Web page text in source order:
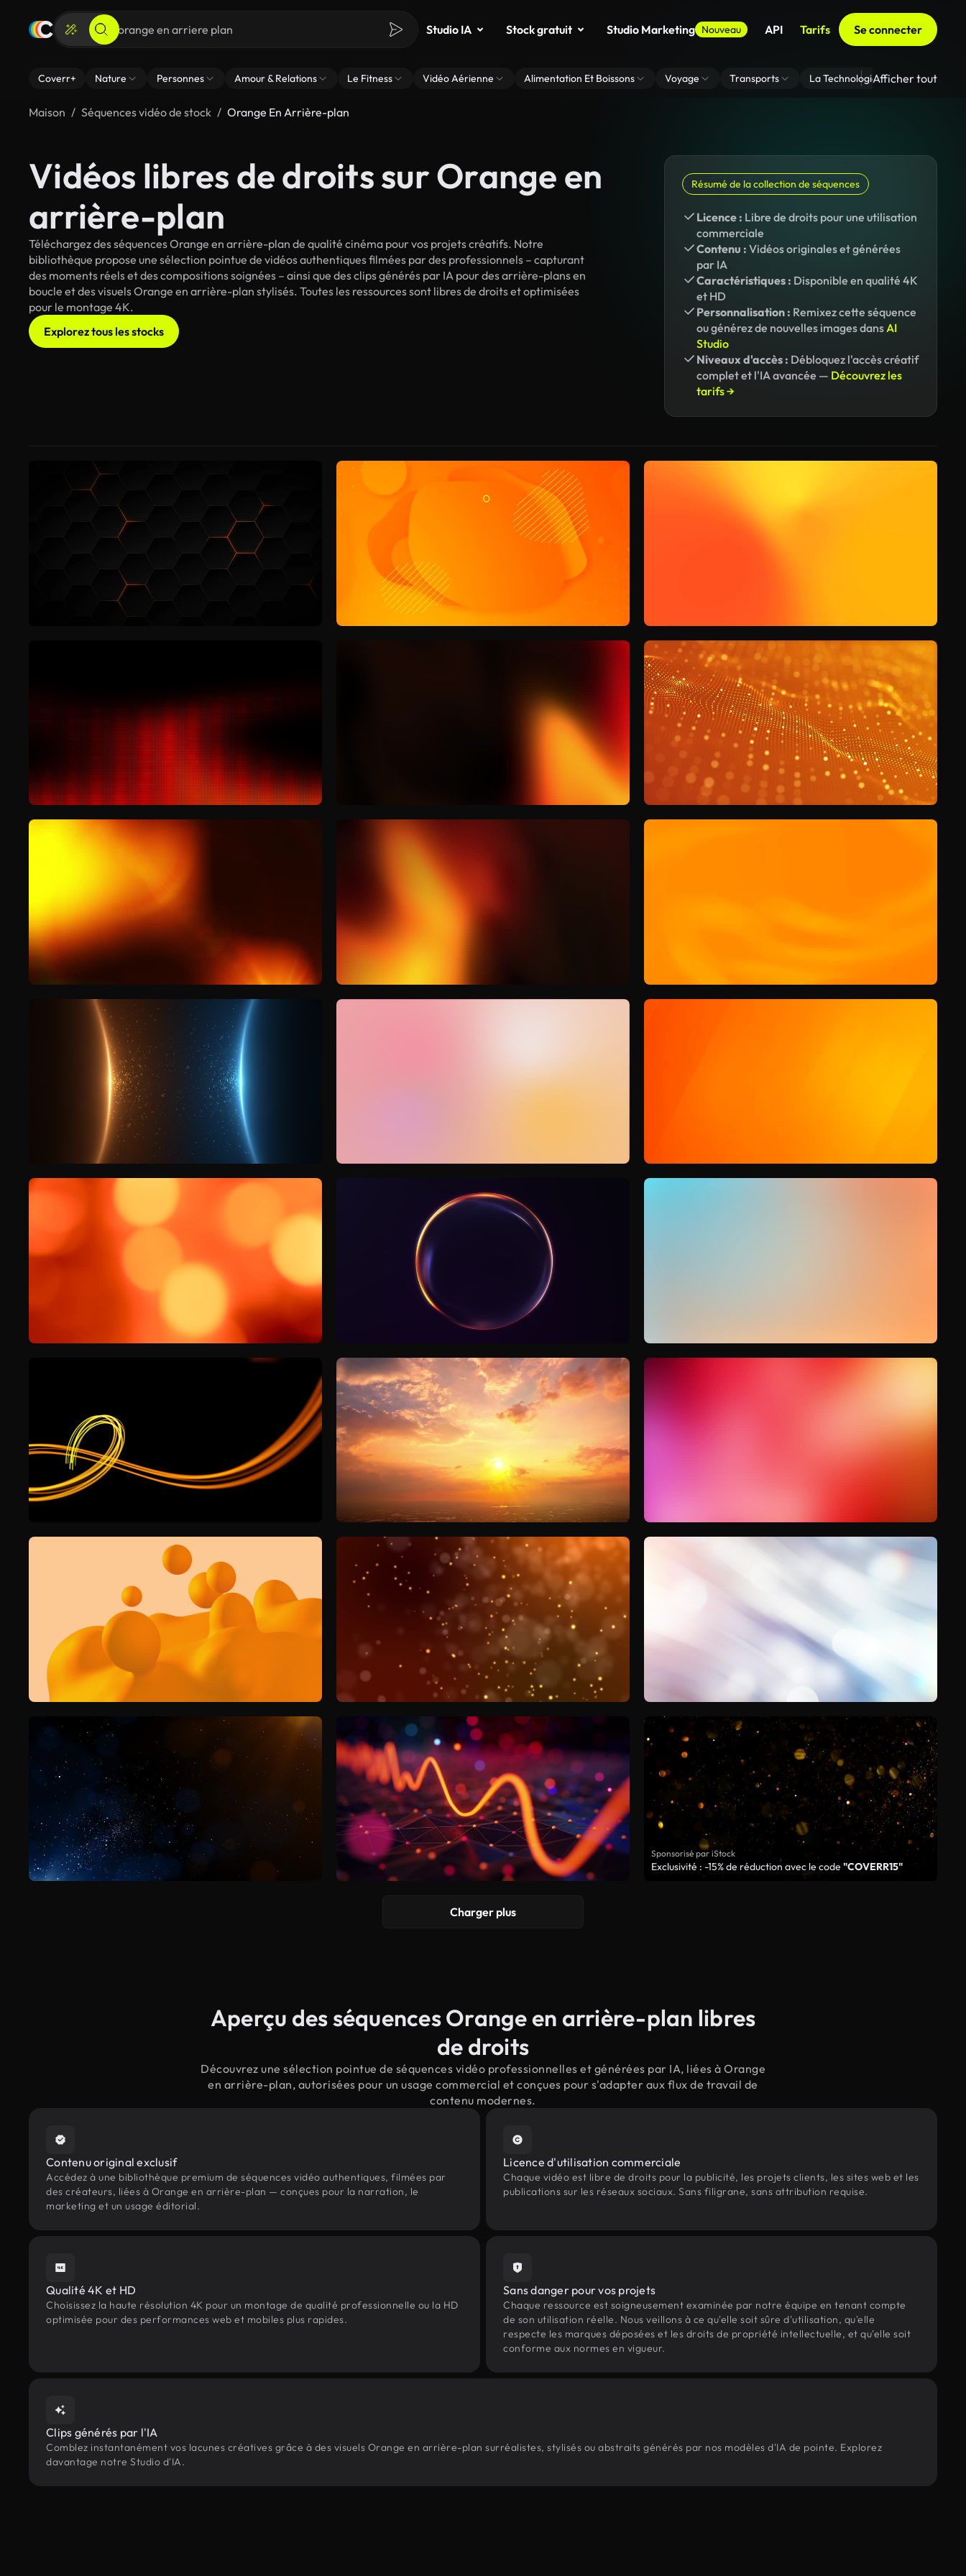
Studio IA Stock gratuit Studio Marketing Nouveau API Tarifs Se connecter
Coverr+ Nature Personnes Amour & Relations Le Fitness Vidéo Aérienne Alimentation Et Boissons Voyage Transports La Technologie Zoom En
Afficher tout
Maison Séquences vidéo de stock Orange En Arrière-plan
Vidéos libres de droits sur Orange en
arrière-plan
Téléchargez des séquences Orange en arrière-plan de qualité cinéma pour vos projets créatifs. Notre
bibliothèque propose une sélection pointue de vidéos authentiques filmées par des professionnels – capturant
des moments réels et des compositions soignées – ainsi que des clips générés par IA pour des arrière-plans en
boucle et des visuels Orange en arrière-plan stylisés. Toutes les ressources sont libres de droits et optimisées
pour le montage 4K.
Explorez tous les stocks
Résumé de la collection de séquences
Licence : Libre de droits pour une utilisation
commerciale
Contenu : Vidéos originales et générées
par IA
Caractéristiques : Disponible en qualité 4K
et HD
Personnalisation : Remixez cette séquence
ou générez de nouvelles images dansAI
Studio
Niveaux d'accès : Débloquez l'accès créatif
complet et l'IA avancée — Découvrez les
tarifs →
Sponsorisé par iStock
Exclusivité : -15% de réduction avec le code "COVERR15"
Charger plus
Aperçu des séquences Orange en arrière-plan libres
de droits
Découvrez une sélection pointue de séquences vidéo professionnelles et générées par IA, liées à Orange
en arrière-plan, autorisées pour un usage commercial et conçues pour s'adapter aux flux de travail de
contenu modernes.
Contenu original exclusif
Accédez à une bibliothèque premium de séquences vidéo authentiques, filmées par
des créateurs, liées à Orange en arrière-plan — conçues pour la narration, le
marketing et un usage éditorial.
Licence d'utilisation commerciale
Chaque vidéo est libre de droits pour la publicité, les projets clients, les sites web et les
publications sur les réseaux sociaux. Sans filigrane, sans attribution requise.
Qualité 4K et HD
Choisissez la haute résolution 4K pour un montage de qualité professionnelle ou la HD
optimisée pour des performances web et mobiles plus rapides.
Sans danger pour vos projets
Chaque ressource est soigneusement examinée par notre équipe en tenant compte
de son utilisation réelle. Nous veillons à ce qu'elle soit sûre d'utilisation, qu'elle
respecte les marques déposées et les droits de propriété intellectuelle, et qu'elle soit
conforme aux normes en vigueur.
Clips générés par l'IA
Comblez instantanément vos lacunes créatives grâce à des visuels Orange en arrière-plan surréalistes, stylisés ou abstraits générés par nos modèles d'IA de pointe. Explorez
davantage notre Studio d'IA.